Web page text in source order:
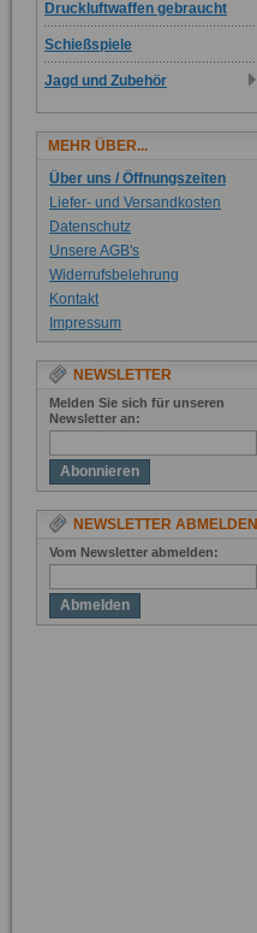
Druckluftwaffen gebraucht
Schießspiele
Jagd und Zubehör
MEHR ÜBER...
Über uns / Öffnungszeiten
Liefer- und Versandkosten
Datenschutz
Unsere AGB's
Widerrufsbelehrung
Kontakt
Impressum
NEWSLETTER
Melden Sie sich für unseren
Newsletter an:
Abonnieren
NEWSLETTER ABMELDEN
Vom Newsletter abmelden:
Abmelden